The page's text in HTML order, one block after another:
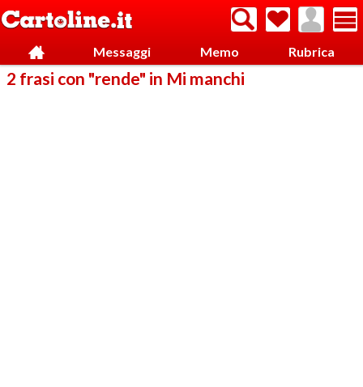
Messaggi Memo Rubrica
2 frasi con "rende" in Mi manchi